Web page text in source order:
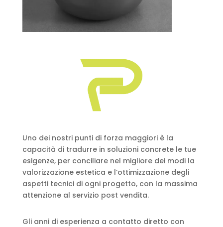
Uno dei nostri punti di forza maggiori è la
capacità di tradurre in soluzioni concrete le tue
esigenze, per conciliare nel migliore dei modi la
valorizzazione estetica e l’ottimizzazione degli
aspetti tecnici di ogni progetto, con la massima
attenzione al servizio post vendita.
Gli anni di esperienza a contatto diretto con